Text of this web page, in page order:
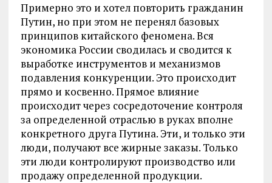
Примерно это и хотел повторить гражданин
Путин, но при этом не перенял базовых
принципов китайского феномена. Вся
экономика России сводилась и сводится к
выработке инструментов и механизмов
подавления конкуренции. Это происходит
прямо и косвенно. Прямое влияние
происходит через сосредоточение контроля
за определенной отраслью в руках вполне
конкретного друга Путина. Эти, и только эти
люди, получают все жирные заказы. Только
эти люди контролируют производство или
продажу определенной продукции.